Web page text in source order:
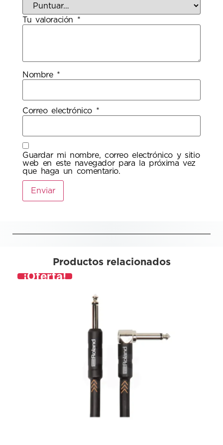
Tu valoración *
Nombre *
Correo electrónico *
Guardar mi nombre, correo electrónico y sitio
web en este navegador para la próxima vez
que haga un comentario.
Productos relacionados
¡Oferta!